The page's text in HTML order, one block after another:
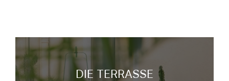
DIE TERRASSE